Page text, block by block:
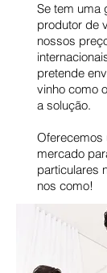
Se tem uma
produtor de
nossos
pretende
vinho como
a solução.
Oferecemos
mercado
particulares
nos como!